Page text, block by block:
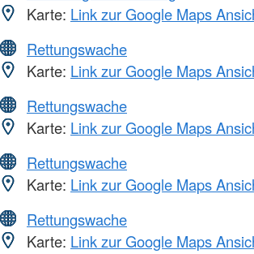
Karte: Link zur Google Maps
Rettungswache
Karte: Link zur Google Maps
Rettungswache
Karte: Link zur Google Maps
Rettungswache
Karte: Link zur Google Maps
Rettungswache
Karte: Link zur Google Maps